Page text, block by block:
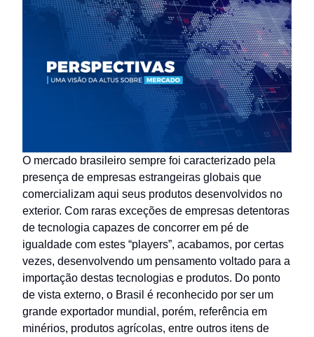
O mercado brasileiro sempre foi caracterizado pela
presença de empresas estrangeiras globais que
comercializam aqui seus produtos desenvolvidos no
exterior. Com raras exceções de empresas detentoras
de tecnologia capazes de concorrer em pé de
igualdade com estes “players”, acabamos, por certas
vezes, desenvolvendo um pensamento voltado para a
importação destas tecnologias e produtos. Do ponto
de vista externo, o Brasil é reconhecido por ser um
grande exportador mundial, porém, referência em
minérios, produtos agrícolas, entre outros itens de